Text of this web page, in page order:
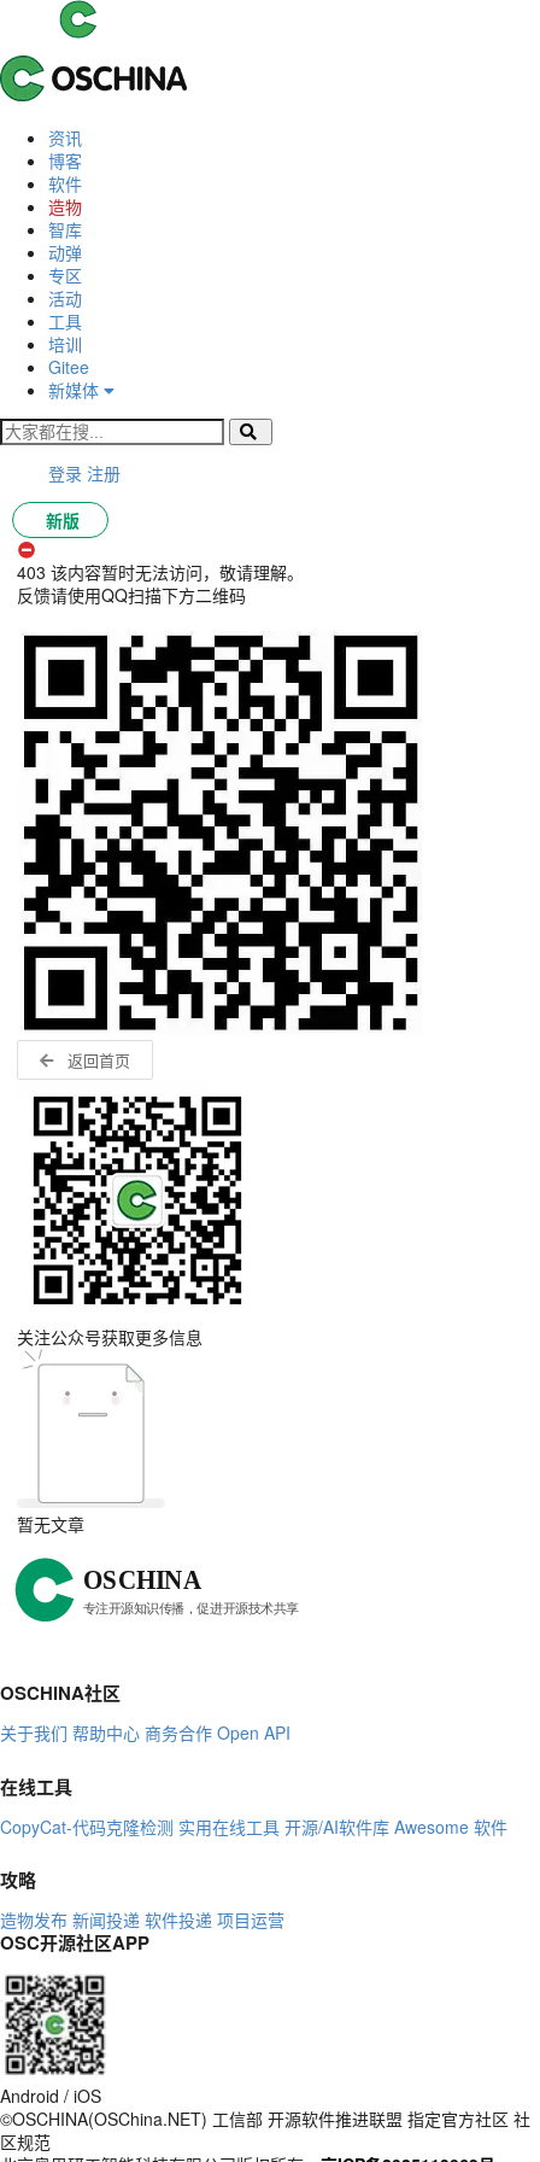
资讯
博客
软件
造物
智库
动弹
专区
活动
工具
培训
Gitee
新媒体
登录 注册
新版
403 该内容暂时无法访问，敬请理解。
反馈请使用QQ扫描下方二维码
返回首页
关注公众号获取更多信息
暂无文章
OSCHINA社区
关于我们 帮助中心 商务合作 Open API
在线工具
CopyCat-代码克隆检测 实用在线工具 开源/AI软件库 Awesome 软件
攻略
造物发布 新闻投递 软件投递 项目运营
OSC开源社区APP
Android / iOS
©OSCHINA(OSChina.NET) 工信部 开源软件推进联盟 指定官方社区 社
区规范